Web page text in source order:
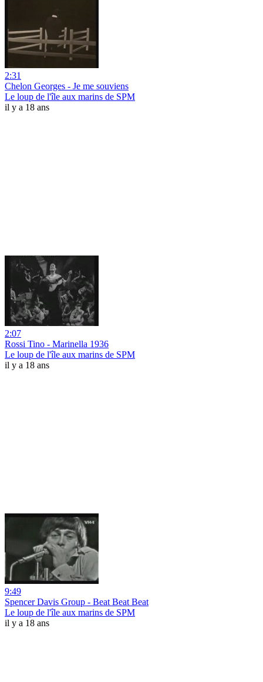
2:31
Chelon Georges - Je me souviens
Le loup de l'île aux marins de SPM
il y a 18 ans
2:07
Rossi Tino - Marinella 1936
Le loup de l'île aux marins de SPM
il y a 18 ans
9:49
Spencer Davis Group - Beat Beat Beat
Le loup de l'île aux marins de SPM
il y a 18 ans